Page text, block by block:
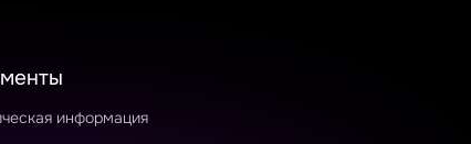
информация